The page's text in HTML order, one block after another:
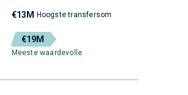
€13M Hoogste transfersom
€19M
Meeste waardevolle